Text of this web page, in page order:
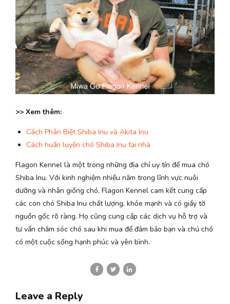
>> Xem thêm:
Cách Phân Biệt Shiba Inu và Akita Inu
Cách huấn luyện chó Shiba Inu tại nhà
Flagon Kennel là một trong những địa chỉ uy tín để mua chó
Shiba Inu. Với kinh nghiệm nhiều năm trong lĩnh vực nuôi
dưỡng và nhân giống chó, Flagon Kennel cam kết cung cấp
các con chó Shiba Inu chất lượng, khỏe mạnh và có giấy tờ
nguồn gốc rõ ràng. Họ cũng cung cấp các dịch vụ hỗ trợ và
tư vấn chăm sóc chó sau khi mua để đảm bảo bạn và chú chó
có một cuộc sống hạnh phúc và yên bình.
Leave a Reply